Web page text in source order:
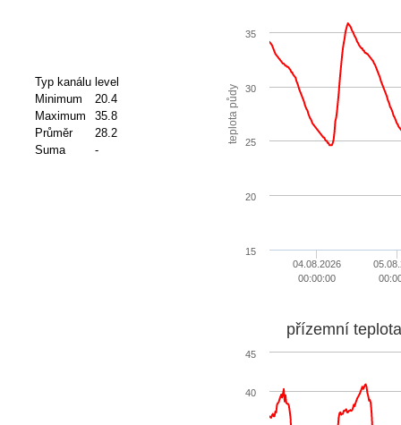
Typ kanálu level
Minimum
20.4
Maximum
35.8
Průměr
28.2
Suma
-
teplota půdy
04.08.2026
00:00:00
20
25
30
35
15
přízemní
40
45